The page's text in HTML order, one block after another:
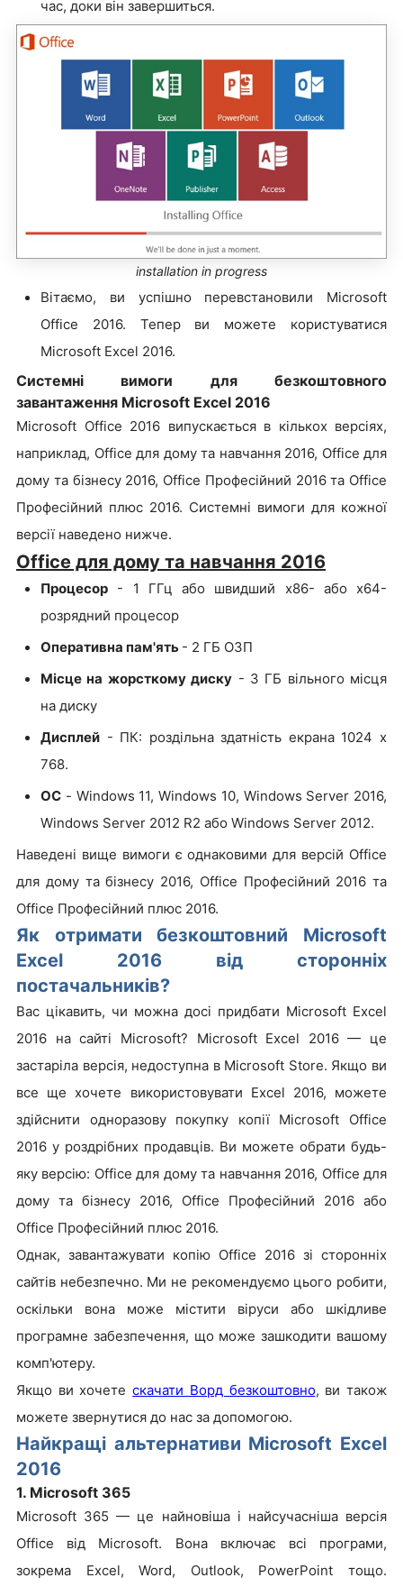
час, доки він завершиться.
installation in progress
Вітаємо, ви успішно перевстановили Microsoft
Office 2016. Тепер ви можете користуватися
Microsoft Excel 2016.
Системні вимоги для безкоштовного
завантаження Microsoft Excel 2016
Microsoft Office 2016 випускається в кількох версіях,
наприклад, Office для дому та навчання 2016, Office для
дому та бізнесу 2016, Office Професійний 2016 та Office
Професійний плюс 2016. Системні вимоги для кожної
версії наведено нижче.
Office для дому та навчання 2016
Процесор - 1 ГГц або швидший x86- або x64-
розрядний процесор
Оперативна пам'ять - 2 ГБ ОЗП
Місце на жорсткому диску - 3 ГБ вільного місця
на диску
Дисплей - ПК: роздільна здатність екрана 1024 x
768.
ОС - Windows 11, Windows 10, Windows Server 2016,
Windows Server 2012 R2 або Windows Server 2012.
Наведені вище вимоги є однаковими для версій Office
для дому та бізнесу 2016, Office Професійний 2016 та
Office Професійний плюс 2016.
Як отримати безкоштовний Microsoft
Excel 2016 від сторонніх
постачальників?
Вас цікавить, чи можна досі придбати Microsoft Excel
2016 на сайті Microsoft? Microsoft Excel 2016 — це
застаріла версія, недоступна в Microsoft Store. Якщо ви
все ще хочете використовувати Excel 2016, можете
здійснити одноразову покупку копії Microsoft Office
2016 у роздрібних продавців. Ви можете обрати будь-
яку версію: Office для дому та навчання 2016, Office для
дому та бізнесу 2016, Office Професійний 2016 або
Office Професійний плюс 2016.
Однак, завантажувати копію Office 2016 зі сторонніх
сайтів небезпечно. Ми не рекомендуємо цього робити,
оскільки вона може містити віруси або шкідливе
програмне забезпечення, що може зашкодити вашому
комп'ютеру.
Якщо ви хочетескачати Ворд безкоштовно, ви також
можете звернутися до нас за допомогою.
Найкращі альтернативи Microsoft Excel
2016
1. Microsoft 365
Microsoft 365 — це найновіша і найсучасніша версія
Office від Microsoft. Вона включає всі програми,
зокрема Excel, Word, Outlook, PowerPoint тощо.